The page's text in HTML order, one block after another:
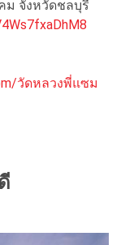
ม จังหวัดชลบุรี
วัดหลวงพี่แซม